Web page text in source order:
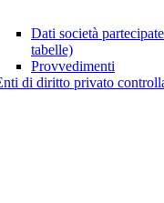
Dati società
tabelle)
Provvedimenti
di diritto privato